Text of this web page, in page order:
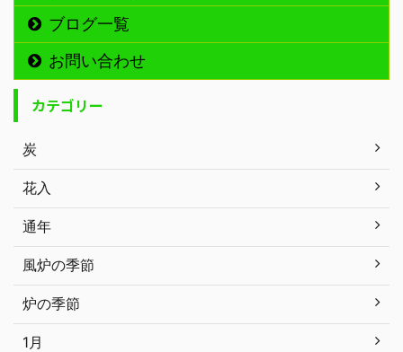
ブログ一覧
お問い合わせ
カテゴリー
炭
花入
通年
風炉の季節
炉の季節
1月